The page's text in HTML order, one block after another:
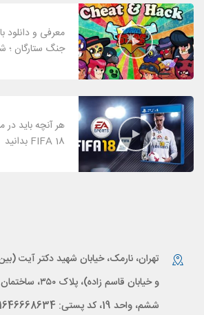
جنگ ستارگان ؛
FIFA 18 بدانید
تهران، نارمک، خیابان شهید دکتر آیت
و خیابان قاسم زاده)،
ششم، واحد 19، کد پستی: 1646668634